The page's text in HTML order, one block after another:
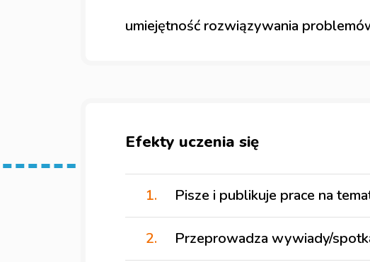
dyplomacji.
umiejętność rozwiązywania
Efekty uczenia się
Pisze i publikuje prace na
Przeprowadza wywiady/